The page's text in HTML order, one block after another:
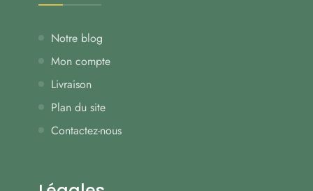
Notre blog
Mon compte
Livraison
Plan du site
Contactez-nous